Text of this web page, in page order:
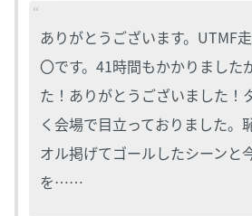
ありがとうございます。UTMF
〇です。41時間もかかりました
た！ありがとうございました！
く会場で目立っておりました。
オル掲げてゴールしたシーンと
を……